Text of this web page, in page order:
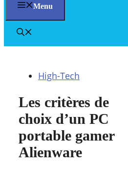
Menu
High-Tech
Les critères de
choix d’un PC
portable gamer
Alienware